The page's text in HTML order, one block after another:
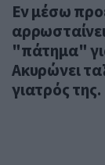
Εν μέσω
αρρωσταίνει
"πάτημα"
Ακυρώνει
γιατρός της.